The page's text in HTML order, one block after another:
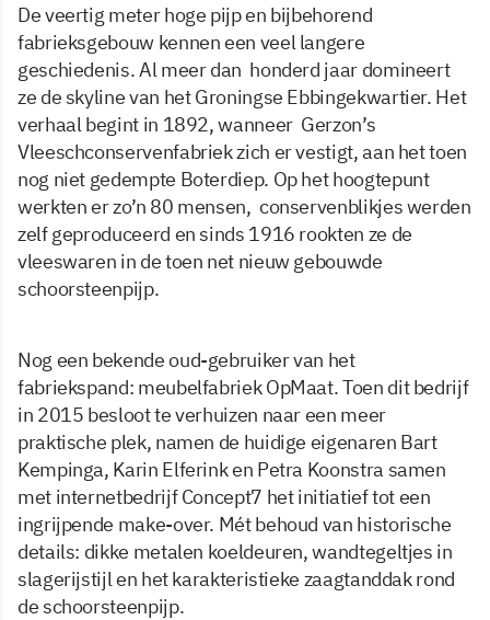
De veertig meter hoge pijp en bijbehorend
fabrieksgebouw kennen een veel langere
geschiedenis. Al meer dan honderd jaar domineert
ze de skyline van het Groningse Ebbingekwartier. Het
verhaal begint in 1892, wanneer Gerzon’s
Vleeschconservenfabriek zich er vestigt, aan het toen
nog niet gedempte Boterdiep. Op het hoogtepunt
werkten er zo’n 80 mensen, conservenblikjes werden
zelf geproduceerd en sinds 1916 rookten ze de
vleeswaren in de toen net nieuw gebouwde
schoorsteenpijp.
Nog een bekende oud-gebruiker van het
fabriekspand: meubelfabriek OpMaat. Toen dit bedrijf
in 2015 besloot te verhuizen naar een meer
praktische plek, namen de huidige eigenaren Bart
Kempinga, Karin Elferink en Petra Koonstra samen
met internetbedrijf Concept7 het initiatief tot een
ingrijpende make-over. Mét behoud van historische
details: dikke metalen koeldeuren, wandtegeltjes in
slagerijstijl en het karakteristieke zaagtanddak rond
de schoorsteenpijp.